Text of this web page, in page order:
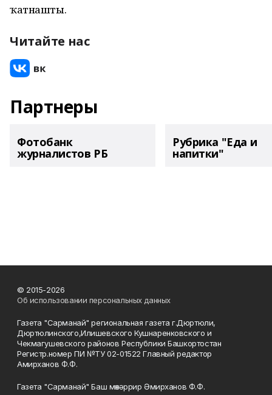
ҡатнашты.
Читайте нас
Партнеры
Фотобанк
журналистов РБ
Рубрика "Еда и
напитки"
© 2015-2026
Об использовании персональных данных
Газета "Сарманай" региональная газета г.Дюртюли,
Дюртюлинского,Илишевского Кушнаренковского и
Чекмагушевского районов Республики Башкортостан
Регистр.номер ПИ №ТУ 02-01522 Главный редактор
Амирханов Ф.Ф.
Газета "Сарманай" Баш мөхәррир Әмирханов Ф.Ф.